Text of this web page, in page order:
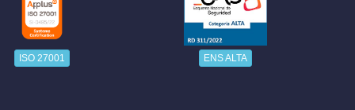
ISO 27001 ENS ALTA